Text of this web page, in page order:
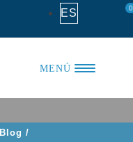
ES 0
MENÚ
Blog /